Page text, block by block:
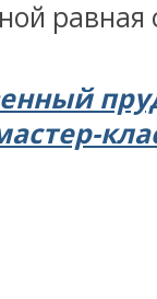
равная